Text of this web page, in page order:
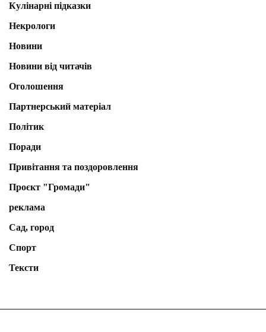
Кулінарні підказки
Некрологи
Новини
Новини від читачів
Оголошення
Партнерський матеріал
Політик
Поради
Привітання та поздоровлення
Проєкт "Громади"
реклама
Сад, город
Спорт
Тексти